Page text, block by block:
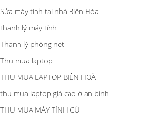
Sửa máy tính tại nhà Biên Hòa
thanh lý máy tính
Thanh lý phòng net
Thu mua laptop
THU MUA LAPTOP BIÊN HOÀ
thu mua laptop giá cao ở an bình
THU MUA MÁY TÍNH CỦ